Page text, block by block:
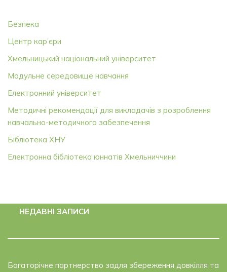
Безпека
Центр кар’єри
Хмельницький національний університет
Модульне середовище навчання
Електронний університет
Методичні рекомендації для викладачів з розроблення
навчально-методичного забезпечення
Бібліотека ХНУ
Електронна бібліотека юннатів Хмельниччини
НЕДАВНІ ЗАПИСИ
Багаторічне партнерство задля збереження довкілля та